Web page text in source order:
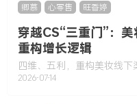
卿慕 心零售 旺香婷
穿越CS“三重门”：
重构增长逻辑
四维、五利，重构美妆线下
2026-07-14